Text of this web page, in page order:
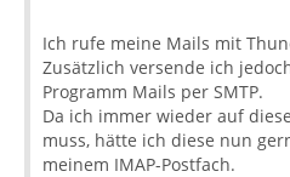
Ich rufe meine Mails mit
Zusätzlich versende ich
Programm Mails per SMTP.
Da ich immer wieder auf
muss, hätte ich diese nun
meinem IMAP-Postfach.